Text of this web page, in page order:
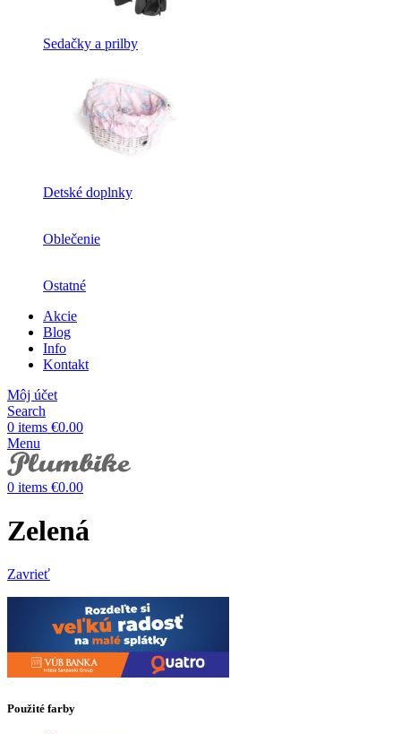
Sedačky a prilby
Detské doplnky
Oblečenie
Ostatné
Akcie
Blog
Info
Kontakt
Môj účet
Search
0 items €0.00
Menu
0 items €0.00
Zelená
Zavrieť
Použité farby